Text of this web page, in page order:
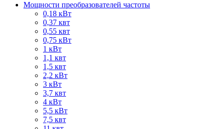
Мощности преобразователей частоты
0,18 кВт
0,37 квт
0,55 квт
0,75 кВт
1 кВт
1,1 квт
1,5 квт
2,2 кВт
3 кВт
3,7 квт
4 кВт
5,5 кВт
7,5 квт